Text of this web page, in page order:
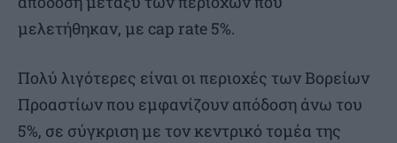
μελετήθηκαν, με cap rate 5%.
Πολύ λιγότερες είναι οι περιοχές των Βορείων
Προαστίων που εμφανίζουν απόδοση άνω του
5%, σε σύγκριση με τον κεντρικό τομέα της